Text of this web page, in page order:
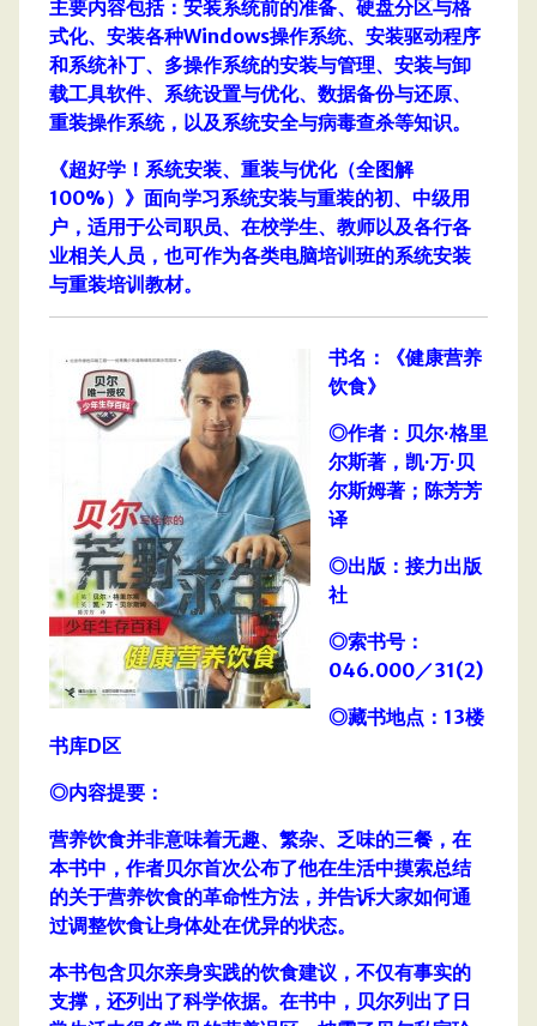
主要内容包括：安装系统前的准备、硬盘分区与格
式化、安装各种Windows操作系统、安装驱动程序
和系统补丁、多操作系统的安装与管理、安装与卸
载工具软件、系统设置与优化、数据备份与还原、
重装操作系统，以及系统安全与病毒查杀等知识。
《超好学！系统安装、重装与优化（全图解
100%）》面向学习系统安装与重装的初、中级用
户，适用于公司职员、在校学生、教师以及各行各
业相关人员，也可作为各类电脑培训班的系统安装
与重装培训教材。
书名：《健康营养
饮食》
◎作者：贝尔·格里
尔斯著，凯·万·贝
尔斯姆著；陈芳芳
译
◎出版：接力出版
社
◎索书号：
046.000／31(2)
◎藏书地点：13楼
书库D区
◎内容提要：
营养饮食并非意味着无趣、繁杂、乏味的三餐，在
本书中，作者贝尔首次公布了他在生活中摸索总结
的关于营养饮食的革命性方法，并告诉大家如何通
过调整饮食让身体处在优异的状态。
本书包含贝尔亲身实践的饮食建议，不仅有事实的
支撑，还列出了科学依据。在书中，贝尔列出了日